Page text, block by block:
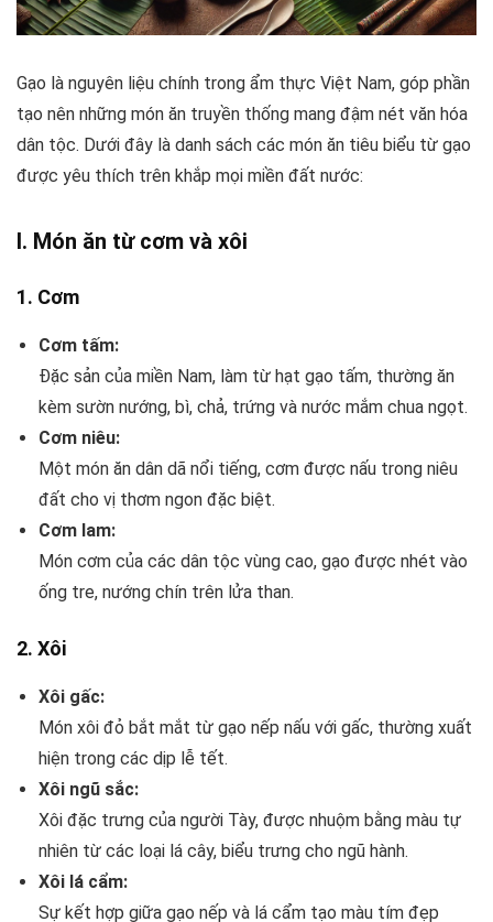
Gạo là nguyên liệu chính trong ẩm thực Việt Nam, góp phần
tạo nên những món ăn truyền thống mang đậm nét văn hóa
dân tộc. Dưới đây là danh sách các món ăn tiêu biểu từ gạo
được yêu thích trên khắp mọi miền đất nước:
I. Món ăn từ cơm và xôi
1. Cơm
Cơm tấm:
Đặc sản của miền Nam, làm từ hạt gạo tấm, thường ăn
kèm sườn nướng, bì, chả, trứng và nước mắm chua ngọt.
Cơm niêu:
Một món ăn dân dã nổi tiếng, cơm được nấu trong niêu
đất cho vị thơm ngon đặc biệt.
Cơm lam:
Món cơm của các dân tộc vùng cao, gạo được nhét vào
ống tre, nướng chín trên lửa than.
2. Xôi
Xôi gấc:
Món xôi đỏ bắt mắt từ gạo nếp nấu với gấc, thường xuất
hiện trong các dịp lễ tết.
Xôi ngũ sắc:
Xôi đặc trưng của người Tày, được nhuộm bằng màu tự
nhiên từ các loại lá cây, biểu trưng cho ngũ hành.
Xôi lá cẩm:
Sự kết hợp giữa gạo nếp và lá cẩm tạo màu tím đẹp